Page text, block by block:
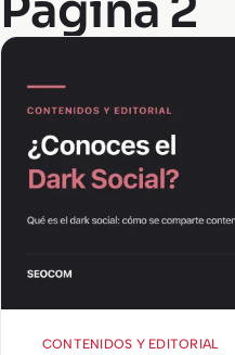
CONTENIDOS Y EDITORIAL